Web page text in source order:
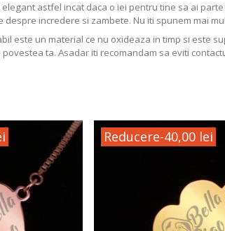
astfel incat daca o iei pentru tine sa ai
despre incredere si zambete. Nu iti spunem mai
este un material ce nu oxideaza in timp si este
ta. Asadar iti recomandam sa eviti
Reducere-40,00 lei